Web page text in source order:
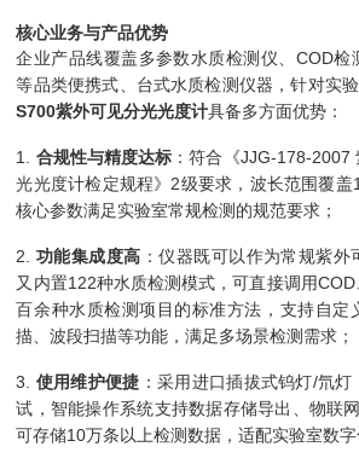
核心业务与产品优势
企业产品线覆盖多参数水质检测仪、COD检
等品类便携式、台式水质检测仪器，针对实
S700紫外可见分光光度计具备多方面优势：
1. 合规性与精度达标 ：符合《JJG-178-
光光度计检定规程》2级要求，波长范围覆盖
核心参数满足实验室常规检测的规范要求；
2. 功能集成度高 ：仪器既可以作为常规紫
又内置122种水质检测模式，可直接调用
百余种水质检测项目的标准方法，支持自定
描、波段扫描等功能，满足多场景检测需求；
3. 使用维护便捷 ：采用进口插拔式钨灯/氘
试，智能操作系统支持数据存储导出、物联
可存储10万条以上检测数据，适配实验室数字